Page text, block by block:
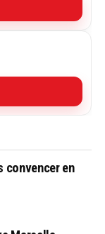
convencer en